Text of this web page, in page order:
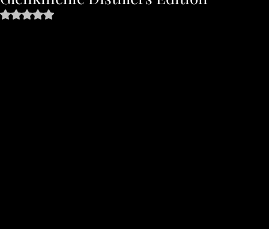
5 üzerinden NaN yıldız